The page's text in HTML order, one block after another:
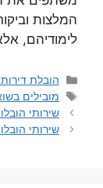
המלצות
לימודיהם,
קטגוריות
הובלת
תגיות
מובילים
שירותי
שירותי